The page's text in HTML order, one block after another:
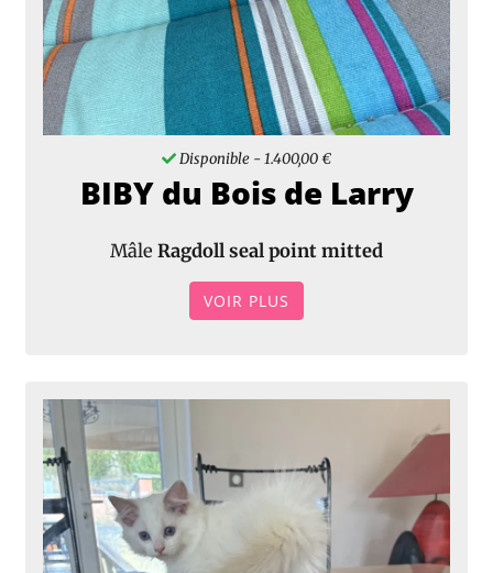
Disponible - 1.400,00 €
BIBY du Bois de Larry
Mâle Ragdoll seal point mitted
VOIR PLUS